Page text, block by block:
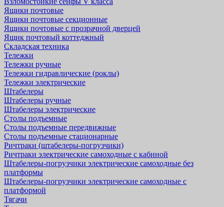
Ящики почтовые
Ящики почтовые секционные
Ящики почтовые с прозрачной дверцей
Ящик почтовый коттеджный
Складская техника
Тележки
Тележки ручные
Тележки гидравлические (роклы)
Тележки электрические
Штабелеры
Штабелеры ручные
Штабелеры электрические
Столы подъемные
Столы подъемные передвижные
Столы подъемные стационарные
Ричтраки (штабелеры-погрузчики)
Ричтраки электрические самоходные с кабиной
Штабелеры-погрузчики электрические самоходные без
платформы
Штабелеры-погрузчики электрические самоходные с
платформой
Тягачи